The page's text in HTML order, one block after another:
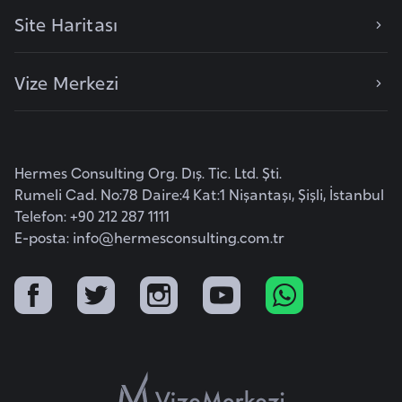
Site Haritası
Vize Merkezi
Hermes Consulting Org. Dış. Tic. Ltd. Şti.
Rumeli Cad. No:78 Daire:4 Kat:1 Nişantaşı, Şişli, İstanbul
Telefon: +90 212 287 1111
E-posta: info@hermesconsulting.com.tr
a
D
k
r
a
t
i
k
K